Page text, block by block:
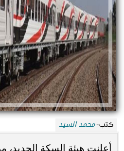
كتب-محمد السيد
أعلنت هيئة السكة الحديد،